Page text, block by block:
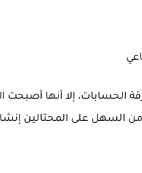
إلا أنها أصبحت
السهل على المحتالين